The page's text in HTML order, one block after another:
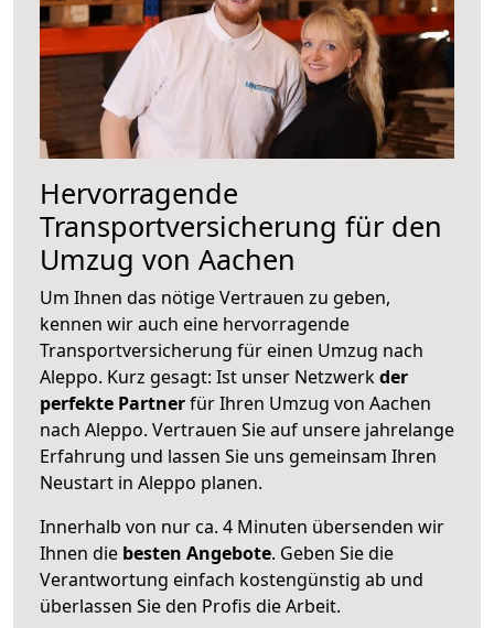
Hervorragende
Transportversicherung für den
Umzug von Aachen
Um Ihnen das nötige Vertrauen zu geben,
kennen wir auch eine hervorragende
Transportversicherung für einen Umzug nach
Aleppo. Kurz gesagt: Ist unser Netzwerkder
perfekte Partnerfür Ihren Umzug von Aachen
nach Aleppo. Vertrauen Sie auf unsere jahrelange
Erfahrung und lassen Sie uns gemeinsam Ihren
Neustart in Aleppo planen.
Innerhalb von nur ca. 4 Minuten übersenden wir
Ihnen die besten Angebote. Geben Sie die
Verantwortung einfach kostengünstig ab und
überlassen Sie den Profis die Arbeit.